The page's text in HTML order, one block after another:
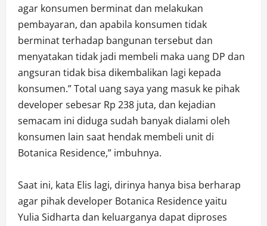
agar konsumen berminat dan melakukan
pembayaran, dan apabila konsumen tidak
berminat terhadap bangunan tersebut dan
menyatakan tidak jadi membeli maka uang DP dan
angsuran tidak bisa dikembalikan lagi kepada
konsumen.” Total uang saya yang masuk ke pihak
developer sebesar Rp 238 juta, dan kejadian
semacam ini diduga sudah banyak dialami oleh
konsumen lain saat hendak membeli unit di
Botanica Residence,” imbuhnya.
Saat ini, kata Elis lagi, dirinya hanya bisa berharap
agar pihak developer Botanica Residence yaitu
Yulia Sidharta dan keluarganya dapat diproses